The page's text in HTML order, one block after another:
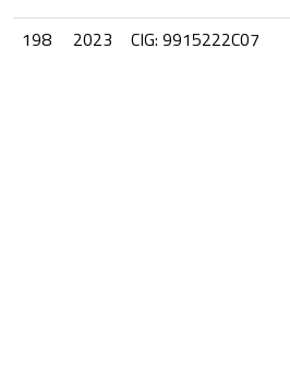
198
2023 CIG: 9915222C07